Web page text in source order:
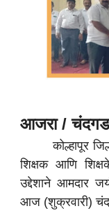
आजरा / चंदगड
कोल्हापूर
शिक्षक आणि
उद्देशाने आमदार
आज (शुक्रवारी)